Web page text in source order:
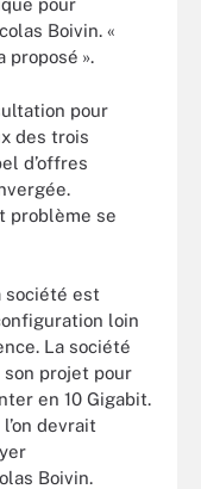
pour
Boivin. «
proposé ».
pour
des trois
d’offres
problème se
société est
loin
La société
son projet pour
en 10 Gigabit.
devrait
Boivin.